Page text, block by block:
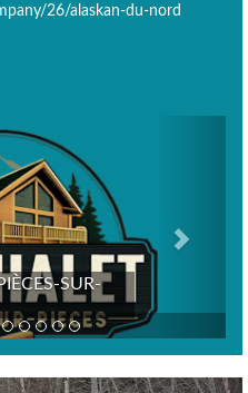
26/alaskan-du-nord
SUR-